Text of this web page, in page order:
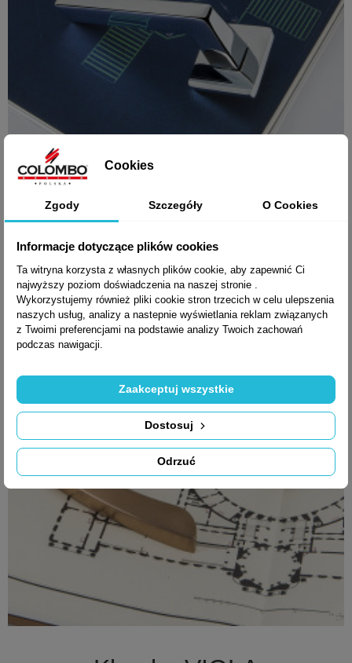
Szybki podgląd
Klamka ESPRIT
606,00 zł brutto
Cookies
Zgody Szczegóły O Cookies
Informacje dotyczące plików cookies
Ta witryna korzysta z własnych plików cookie, aby zapewnić Ci
najwyższy poziom doświadczenia na naszej stronie .
Wykorzystujemy również pliki cookie stron trzecich w celu ulepszenia
naszych usług, analizy a nastepnie wyświetlania reklam związanych
z Twoimi preferencjami na podstawie analizy Twoich zachowań
podczas nawigacji.
Odrzuć
Dostosuj
Zaakceptuj wszystkie